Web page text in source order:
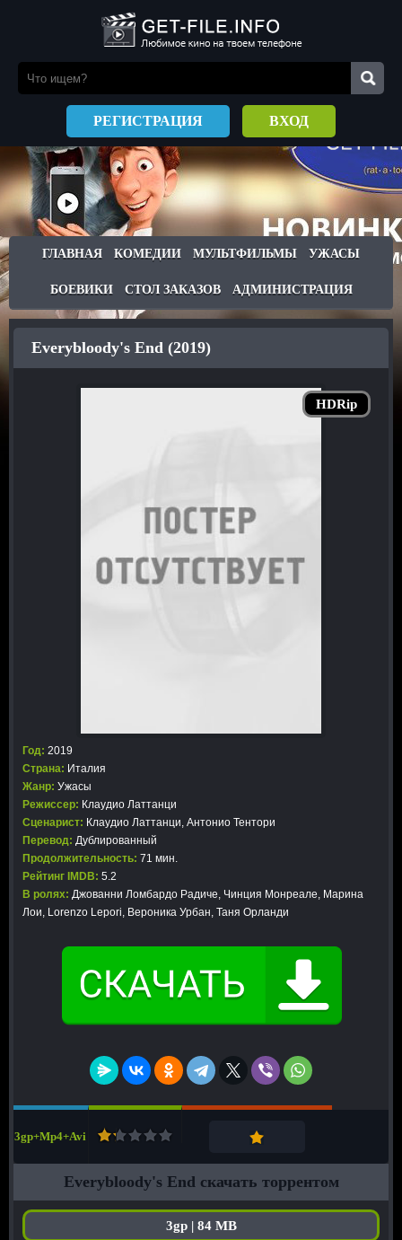
РЕГИСТРАЦИЯ ВХОД
ГЛАВНАЯ КОМЕДИИ МУЛЬТФИЛЬМЫ УЖАСЫ
БОЕВИКИ СТОЛ ЗАКАЗОВ АДМИНИСТРАЦИЯ
HDRip
Everybloody's End (2019)
Год: 2019
Страна: Италия
Жанр: Ужасы
Режиссер: Клаудио Латтанци
Сценарист: Клаудио Латтанци, Антонио Тентори
Перевод: Дублированный
Продолжительность: 71 мин.
Рейтинг IMDB: 5.2
В ролях: Джованни Ломбардо Радиче, Чинция Монреале, Марина
Лои, Lorenzo Lepori, Вероника Урбан, Таня Орланди
3gp+Mp4+Avi
Everybloody's End скачать торрентом
3gp | 84 MB